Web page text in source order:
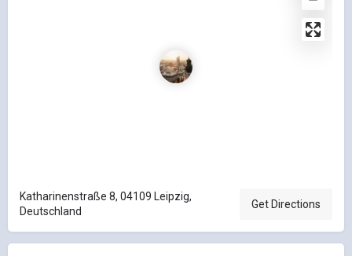
Katharinenstraße 8, 04109 Leipzig,
Deutschland
Get Directions